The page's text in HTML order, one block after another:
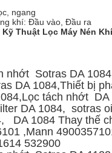
ngang
khí: Đầu vào, Đầu ra
Thuật Lọc Máy Nén
nhớt Sotras DA
DA 1084,Thiết bị
tách nhớt DA
DA 1084, sotras
DA 1084 Thay thế
,Mann
532900